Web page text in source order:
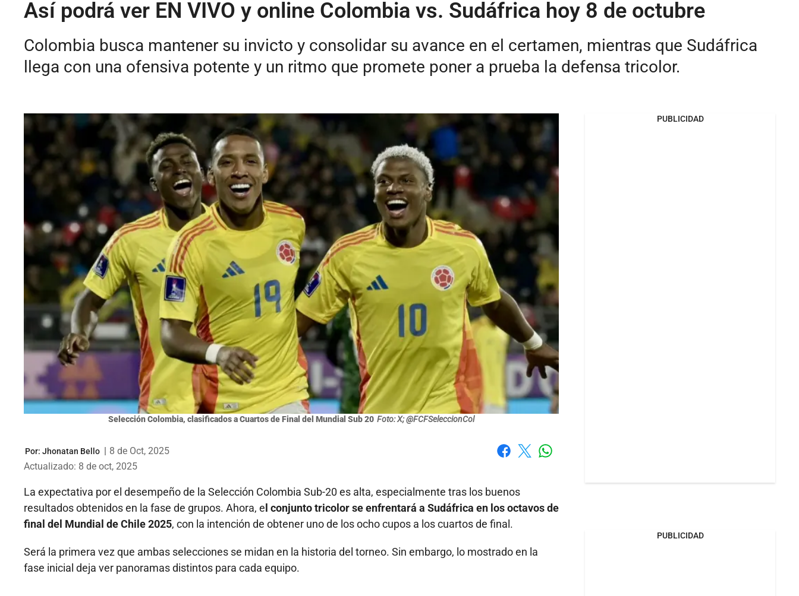
Así podrá ver EN VIVO y online Colombia vs. Sudáfrica hoy 8 de octubre
Colombia busca mantener su invicto y consolidar su avance en el certamen, mientras que Sudáfrica
llega con una ofensiva potente y un ritmo que promete poner a prueba la defensa tricolor.
Selección Colombia, clasificados a Cuartos de Final del Mundial Sub 20 Foto: X; @FCFSeleccionCol
Por: Jhonatan Bello | 8 de Oct, 2025
Actualizado: 8 de oct, 2025
La expectativa por el desempeño de la Selección Colombia Sub-20 es alta, especialmente tras los buenos
resultados obtenidos en la fase de grupos. Ahora, e l conjunto tricolor se enfrentará a Sudáfrica en los octavos de
final del Mundial de Chile 2025, con la intención de obtener uno de los ocho cupos a los cuartos de final.
Será la primera vez que ambas selecciones se midan en la historia del torneo. Sin embargo, lo mostrado en la
fase inicial deja ver panoramas distintos para cada equipo.
PUBLICIDAD
PUBLICIDAD